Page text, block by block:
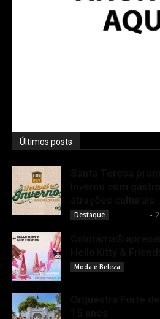
Últimos posts
Destaque -
Moda e Beleza